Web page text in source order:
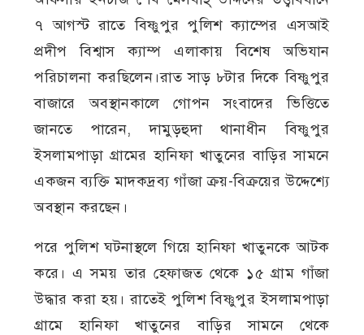
৭ আগস্ট রাতে বিষ্ণুপুর পুলিশ ক্যাম্পের এসআই
প্রদীপ বিশ্বাস ক্যাম্প এলাকায় বিশেষ অভিযান
পরিচালনা করছিলেন।রাত সাড় ৮টার দিকে বিষ্ণুপুর
বাজারে অবস্থানকালে গোপন সংবাদের ভিত্তিতে
জানতে পারেন, দামুড়হুদা থানাধীন বিষ্ণুপুর
ইসলামপাড়া গ্রামের হানিফা খাতুনের বাড়ির সামনে
একজন ব্যক্তি মাদকদ্রব্য গাঁজা ক্রয়-বিক্রয়ের উদ্দেশ্যে
অবস্থান করছেন।
পরে পুলিশ ঘটনাস্থলে গিয়ে হানিফা খাতুনকে আটক
করে। এ সময় তার হেফাজত থেকে ১৫ গ্রাম গাঁজা
উদ্ধার করা হয়। রাতেই পুলিশ বিষ্ণুপুর ইসলামপাড়া
গ্রামে হানিফা খাতুনের বাড়ির সামনে থেকে